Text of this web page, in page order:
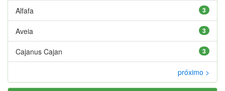
3
Alfafa
3
Aveia
3
Cajanus Cajan
próximo >